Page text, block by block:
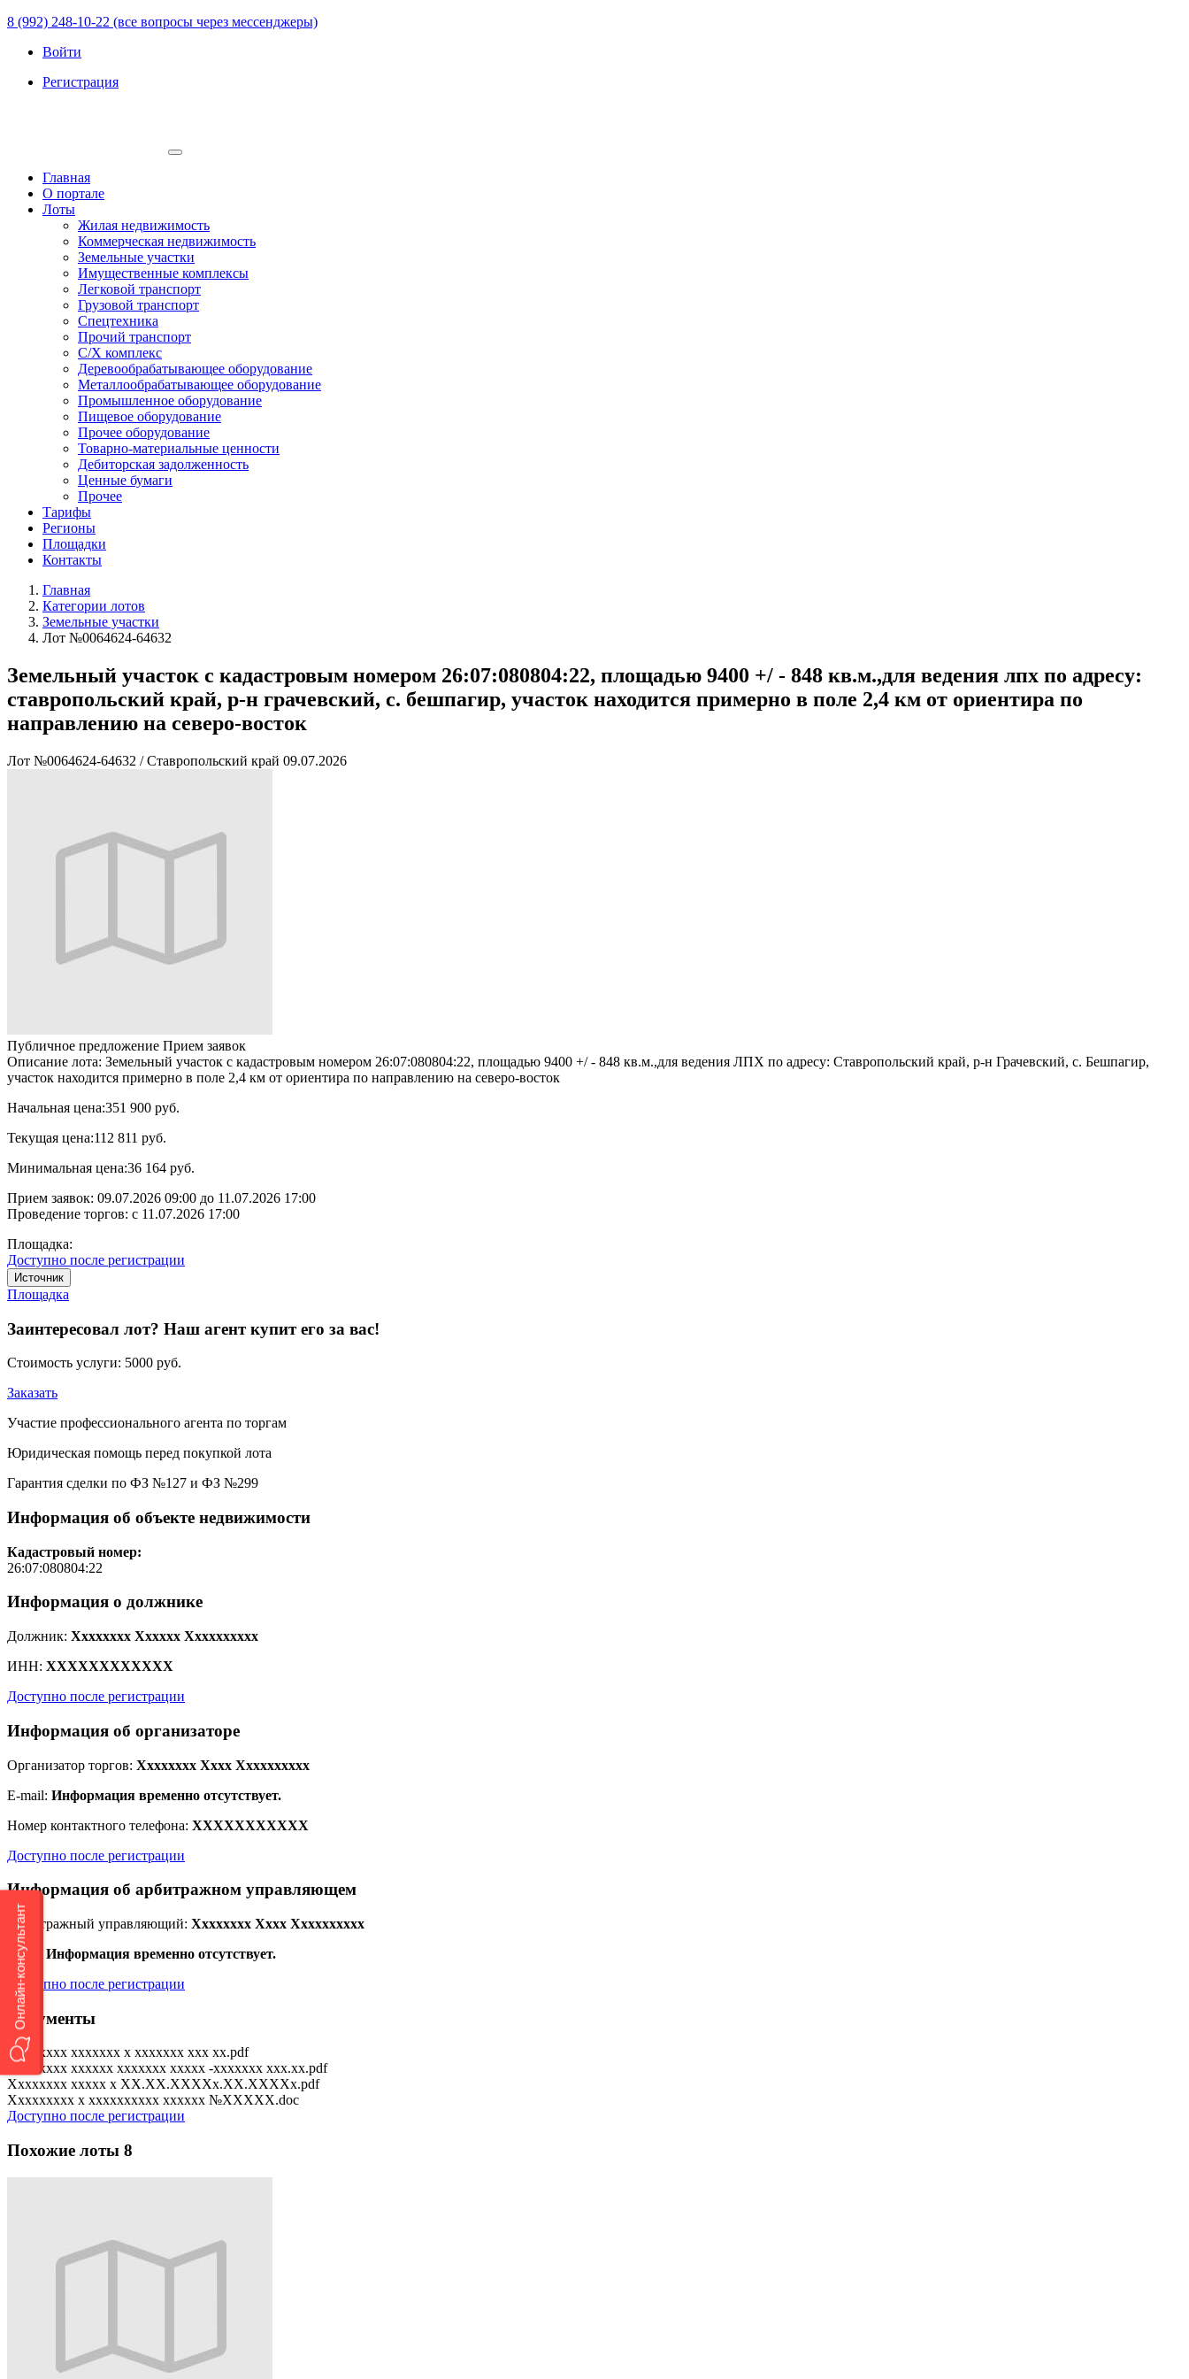
8 (992) 248-10-22 (все вопросы через мессенджеры)
Войти
Регистрация
Главная
О портале
Лоты
Жилая недвижимость
Коммерческая недвижимость
Земельные участки
Имущественные комплексы
Легковой транспорт
Грузовой транспорт
Спецтехника
Прочий транспорт
С/Х комплекс
Деревообрабатывающее оборудование
Металлообрабатывающее оборудование
Промышленное оборудование
Пищевое оборудование
Прочее оборудование
Товарно-материальные ценности
Дебиторская задолженность
Ценные бумаги
Прочее
Тарифы
Регионы
Площадки
Контакты
Главная
Категории лотов
Земельные участки
Лот №0064624-64632
Земельный участок с кадастровым номером 26:07:080804:22, площадью 9400 +/ - 848 кв.м.,для ведения лпх по адресу:
ставропольский край, р-н грачевский, с. бешпагир, участок находится примерно в поле 2,4 км от ориентира по
направлению на северо-восток
Лот №0064624-64632 / Ставропольский край 09.07.2026
Публичное предложение Прием заявок
Описание лота: Земельный участок с кадастровым номером 26:07:080804:22, площадью 9400 +/ - 848 кв.м.,для ведения ЛПХ по адресу: Ставропольский край, р-н Грачевский, с. Бешпагир,
участок находится примерно в поле 2,4 км от ориентира по направлению на северо-восток
Начальная цена:351 900 руб.
Текущая цена:112 811 руб.
Минимальная цена:36 164 руб.
Прием заявок: 09.07.2026 09:00 до 11.07.2026 17:00
Проведение торгов: с 11.07.2026 17:00
Площадка:
Доступно после регистрации
Источник
Площадка
Заинтересовал лот? Наш агент купит его за вас!
Стоимость услуги: 5000 руб.
Заказать
Участие профессионального агента по торгам
Юридическая помощь перед покупкой лота
Гарантия сделки по ФЗ №127 и ФЗ №299
Информация об объекте недвижимости
Кадастровый номер:
26:07:080804:22
Информация о должнике
Должник: Xxxxxxxx Xxxxxx Xxxxxxxxxx
ИНН: XXXXXXXXXXXX
Доступно после регистрации
Информация об организаторе
Организатор торгов: Xxxxxxxx Xxxx Xxxxxxxxxx
E-mail: Информация временно отсутствует.
Номер контактного телефона: XXXXXXXXXXX
Доступно после регистрации
Информация об арбитражном управляющем
Арбитражный управляющий: Xxxxxxxx Xxxx Xxxxxxxxxx
ИНН:
Информация временно отсутствует.
Доступно после регистрации
Документы
Xxxxxxxx xxxxxxx x xxxxxxx xxx xx.pdf
Xxxxxxxx xxxxxx xxxxxxx xxxxx -xxxxxxx xxx.xx.pdf
Xxxxxxxx xxxxx x XX.XX.XXXXx.XX.XXXXx.pdf
Xxxxxxxxx x xxxxxxxxxx xxxxxx №XXXXX.doc
Доступно после регистрации
Похожие лоты 8
Онлайн-консультант